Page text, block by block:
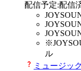
配信予定:配信
※
ル
ミュージッ